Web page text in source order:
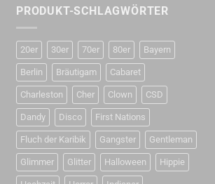
PRODUKT-SCHLAGWÖRTER
20er 30er 70er 80er Bayern
Berlin Bräutigam Cabaret
Charleston Cher Clown CSD
Dandy Disco First Nations
Fluch der Karibik Gangster Gentleman
Glimmer Glitter Halloween Hippie